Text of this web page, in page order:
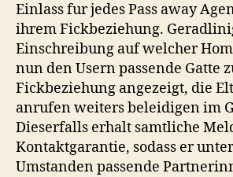
Einlass fur jedes Pass away
ihrem Fickbeziehung.
Einschreibung auf welcher
nun den Usern passende Gatte
Fickbeziehung angezeigt, die
anrufen weiters beleidigen im
Dieserfalls erhalt samtliche
Kontaktgarantie, sodass er
Umstanden passende